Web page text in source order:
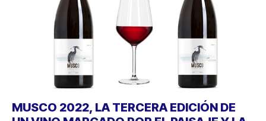
MUSCO 2022, LA TERCERA EDICIÓN DE